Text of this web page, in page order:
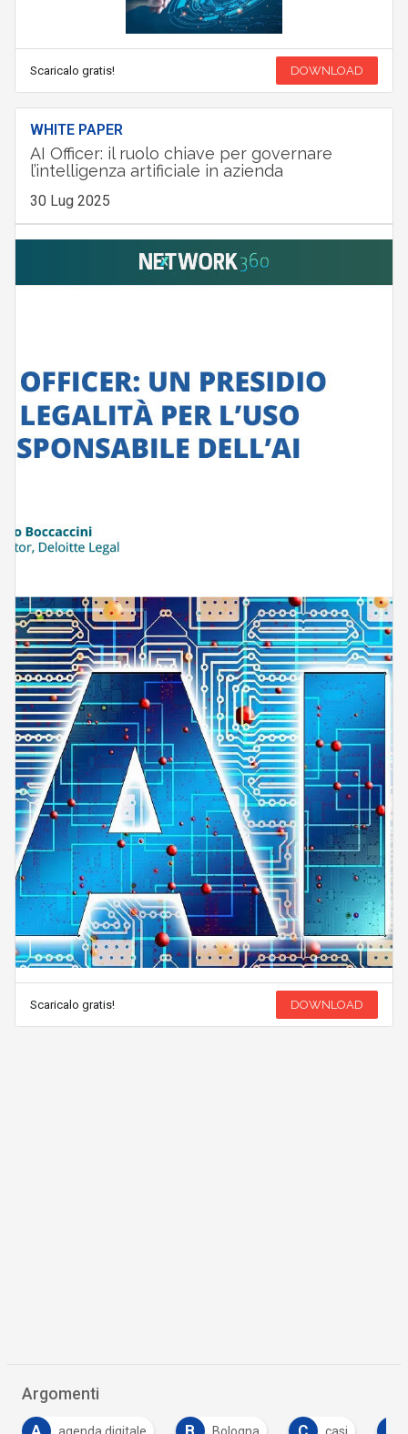
Scaricalo gratis! DOWNLOAD
WHITE PAPER
AI Officer: il ruolo chiave per governare
l’intelligenza artificiale in azienda
30 Lug 2025
Scaricalo gratis! DOWNLOAD
Argomenti
Bologna casi data